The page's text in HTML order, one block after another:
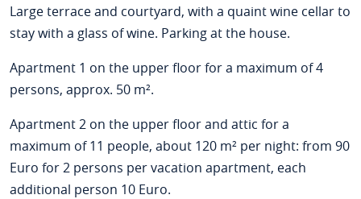
Large terrace and courtyard, with a quaint wine cellar to
stay with a glass of wine. Parking at the house.
Apartment 1 on the upper floor for a maximum of 4
persons, approx. 50 m².
Apartment 2 on the upper floor and attic for a
maximum of 11 people, about 120 m² per night: from 90
Euro for 2 persons per vacation apartment, each
additional person 10 Euro.